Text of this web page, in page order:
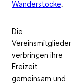
Wanderstöcke.
Die
Vereinsmitglieder
verbringen ihre
Freizeit
gemeinsam und